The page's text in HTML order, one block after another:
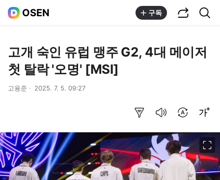
OSEN 구독
고개 숙인 유럽 맹주 G2, 4대 메이저
첫 탈락 '오명' [MSI]
고용준 2025. 7. 5. 09:27